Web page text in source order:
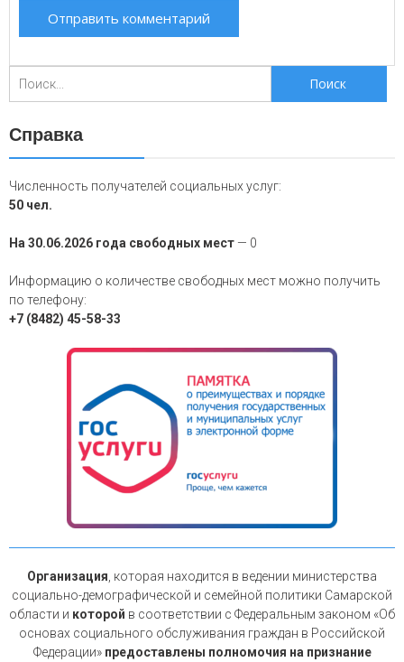
для:
Справка
Численность получателей социальных услуг:
50 чел.
На 30.06.2026 года свободных мест — 0
Информацию о количестве свободных мест можно получить
по телефону:
+7 (8482) 45-58-33
Организация , которая находится в ведении министерства
социально-демографической и семейной политики Самарской
области и которой в соответствии с Федеральным законом «Об
основах социального обслуживания граждан в Российской
Федерации» предоставлены полномочия на признание